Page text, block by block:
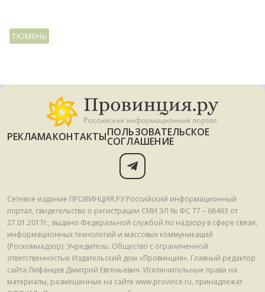
ТЮМЕНЬ
РЕКЛАМАКОНТАКТЫПОЛЬЗОВАТЕЛЬСКОЕ
СОГЛАШЕНИЕ
Сетевое издание ПРОВИНЦИЯ.РУ Российский информационный
портал, свидетельство о регистрации СМИ ЭЛ № ФС 77 – 68463 от
27.01.2017г., выдано Федеральной службой по надзору в сфере связи,
информационных технологий и массовых коммуникаций
(Роскомнадзор). Учредитель: Общество с ограниченной
ответственностью Издательский дом «Провинция». Главный редактор
сайта Лифанцев Дмитрий Евгеньевич. Исключительные права на
материалы, размещенные на сайте www.province.ru, принадлежат